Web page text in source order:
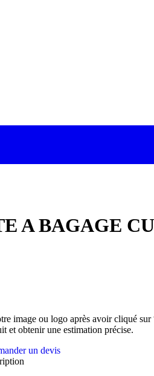
A BAGAGE
image ou logo après avoir cliqué
et obtenir une estimation précise.
un devis